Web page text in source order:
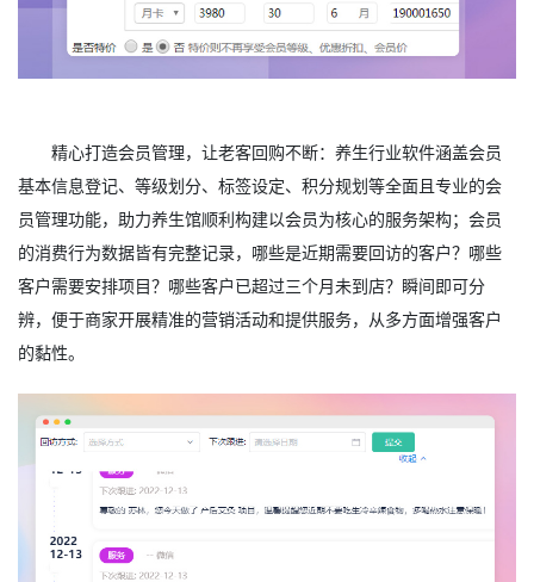
精心打造会员管理，让老客回购不断：养生行业软件涵盖会员
基本信息登记、等级划分、标签设定、积分规划等全面且专业的会
员管理功能，助力养生馆顺利构建以会员为核心的服务架构；会员
的消费行为数据皆有完整记录，哪些是近期需要回访的客户？哪些
客户需要安排项目？哪些客户已超过三个月未到店？瞬间即可分
辨，便于商家开展精准的营销活动和提供服务，从多方面增强客户
的黏性。